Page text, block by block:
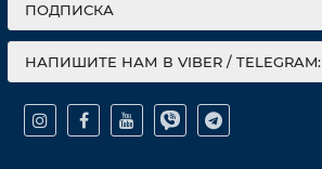
ПОДПИСКА
НАПИШИТЕ НАМ В VIBER / TELEGRAM: